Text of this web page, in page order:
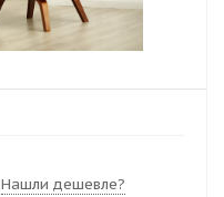
Нашли дешевле?